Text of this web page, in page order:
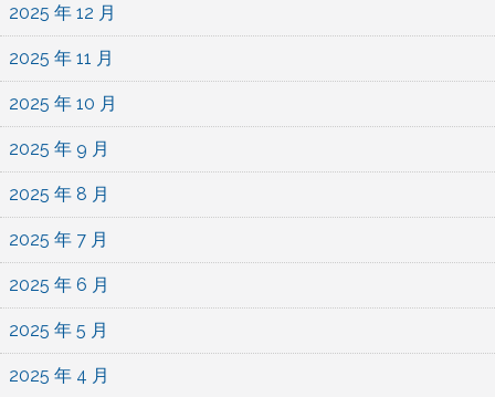
2025 年 12 月
2025 年 11 月
2025 年 10 月
2025 年 9 月
2025 年 8 月
2025 年 7 月
2025 年 6 月
2025 年 5 月
2025 年 4 月